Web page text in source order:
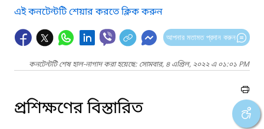
এই কনটেন্টটি শেয়ার করতে ক্লিক করুন
আপনার মতামত প্রদান করুন
কনটেন্টটি শেষ হাল-নাগাদ করা হয়েছে: সোমবার, ৪ এপ্রিল, ২০২২ এ ০১:০১ PM
প্রশিক্ষণের বিস্তারিত